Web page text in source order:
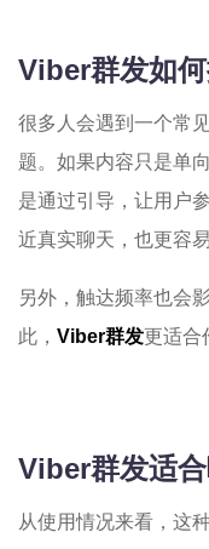
Viber群发如
很多人会遇到一个常
题。如果内容只是单
是通过引导，让用户
近真实聊天，也更容
另外，触达频率也会
此， Viber群发更适合
Viber群发适
从使用情况来看，这